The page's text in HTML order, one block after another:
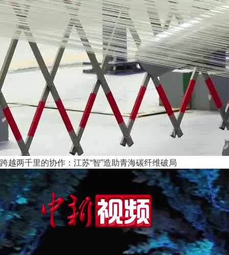
跨越两千里的协作：江苏“智”造助青海碳纤维破局